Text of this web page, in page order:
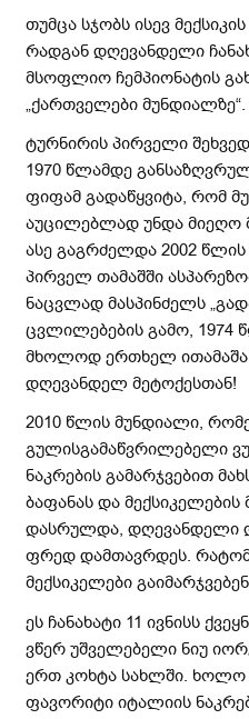
თუმცა სჯობს ისევ
რადგან დღევანდელი
მსოფლიო ჩემპიონატის
„ქართველები მუნდიალზე“.
ტურნირის პირველი
1970 წლამდე
ფიფამ გადაწყვიტა, რომ
აუცილებლად უნდა მიეღო
ასე გაგრძელდა 2002
პირველ თამაშში
ნაცვლად მასპინძელს
ცვლილებების გამო, 1974
მხოლოდ ერთხელ ითამაშა
დღევანდელ მეტოქესთან!
2010 წლის მუნდიალი,
გულისგამაწვრილებელი
ნაკრების გამარჯვებით
ბაფანას და მექსიკელების
დასრულდა, დღევანდელი
ფრედ დამთავრდეს.
მექსიკელები
ეს ჩანახატი 11 ივნისს
ვწერ უშველებელი ნიუ
ერთ კოხტა სახლში. ხოლო
ფავორიტი იტალიის